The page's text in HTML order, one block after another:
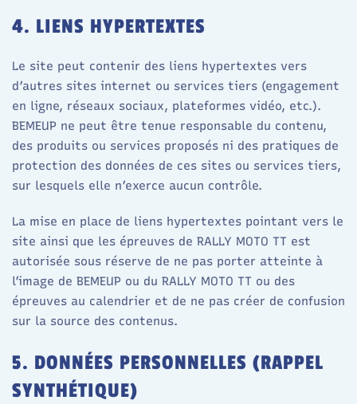
4. LIENS HYPERTEXTES
Le site peut contenir des liens hypertextes vers
d’autres sites internet ou services tiers (engagement
en ligne, réseaux sociaux, plateformes vidéo, etc.).
BEMEUP ne peut être tenue responsable du contenu,
des produits ou services proposés ni des pratiques de
protection des données de ces sites ou services tiers,
sur lesquels elle n’exerce aucun contrôle.
La mise en place de liens hypertextes pointant vers le
site ainsi que les épreuves de RALLY MOTO TT est
autorisée sous réserve de ne pas porter atteinte à
l’image de BEMEUP ou du RALLY MOTO TT ou des
épreuves au calendrier et de ne pas créer de confusion
sur la source des contenus.
5. DONNÉES PERSONNELLES (RAPPEL
SYNTHÉTIQUE)